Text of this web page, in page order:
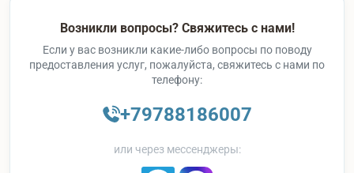
Возникли вопросы? Свяжитесь с нами!
Если у вас возникли какие-либо вопросы по поводу
предоставления услуг, пожалуйста, свяжитесь с нами по
телефону:
+79788186007
или через мессенджеры: